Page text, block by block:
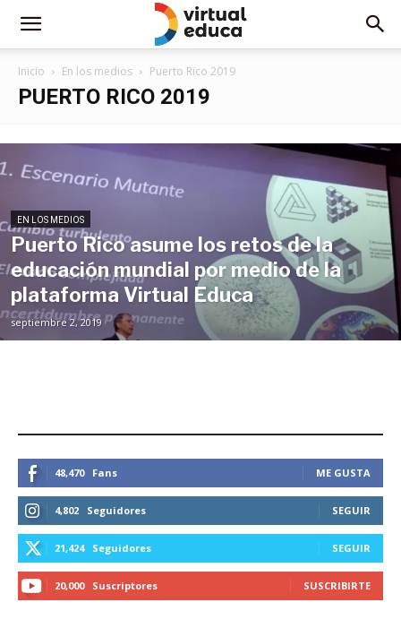
Inicio En los medios Puerto Rico 2019
PUERTO RICO 2019
EN LOS MEDIOS
Puerto Rico asume los retos de la
educación mundial por medio de la
plataforma Virtual Educa
septiembre 2, 2019
48,470 Fans ME GUSTA
4,802 Seguidores SEGUIR
21,424 Seguidores SEGUIR
20,000 Suscriptores SUSCRIBIRTE